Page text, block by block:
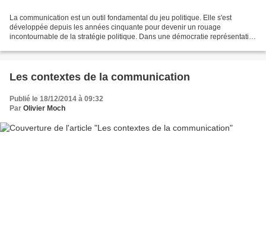
La communication est un outil fondamental du jeu politique. Elle s'est
développée depuis les années cinquante pour devenir un rouage
incontournable de la stratégie politique. Dans une démocratie représentative
Les contextes de la communication
Publié le 18/12/2014 à 09:32
Par Olivier Moch